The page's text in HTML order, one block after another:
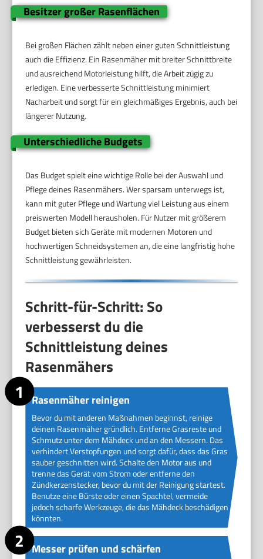
Besitzer großer Rasenflächen
Bei großen Flächen zählt neben einer guten Schnittleistung
auch die Effizienz. Ein Rasenmäher mit breiter Schnittbreite
und ausreichend Motorleistung hilft, die Arbeit zügig zu
erledigen. Eine verbesserte Schnittleistung minimiert
Nacharbeit und sorgt für ein gleichmäßiges Ergebnis, auch bei
längerer Nutzung.
Unterschiedliche Budgets
Das Budget spielt eine wichtige Rolle bei der Auswahl und
Pflege deines Rasenmähers. Wer sparsam unterwegs ist,
kann mit guter Pflege und Wartung viel Leistung aus einem
preiswerten Modell herausholen. Für Nutzer mit größerem
Budget bieten sich Geräte mit modernen Motoren und
hochwertigen Schneidsystemen an, die eine langfristig hohe
Schnittleistung gewährleisten.
Schritt-für-Schritt: So
verbesserst du die
Schnittleistung deines
Rasenmähers
Rasenmäher reinigen
Bevor du mit anderen Maßnahmen beginnst, reinige
deinen Rasenmäher gründlich. Entferne Grasreste und
Schmutz unter dem Mähdeck und an den Messern. Das
verhindert Verstopfungen und sorgt dafür, dass das Gras
sauber geschnitten wird. Schalte den Motor aus und
trenne das Gerät vom Strom oder entferne den
Zündkerzenstecker, bevor du mit der Reinigung startest.
Benutze eine Bürste oder einen Spachtel, vermeide
jedoch scharfe Werkzeuge, die das Mähdeck beschädigen
könnten.
Messer prüfen und schärfen